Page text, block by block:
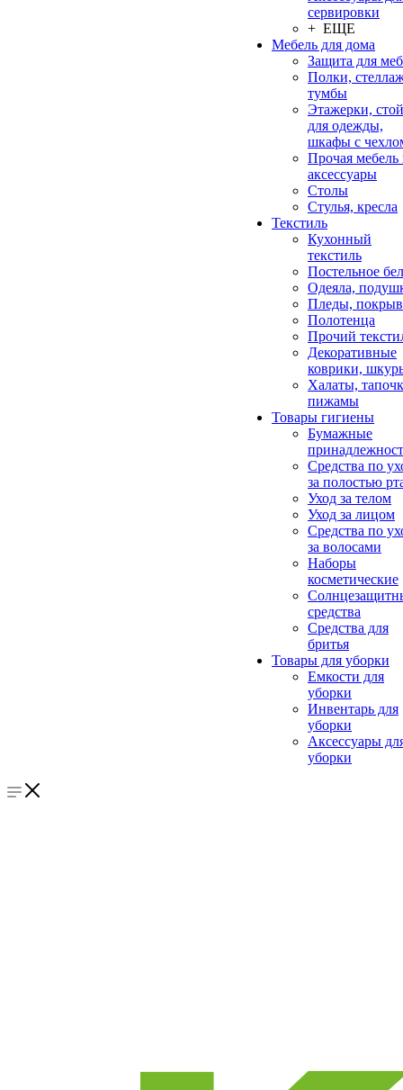
сервировки
+ ЕЩЕ
Мебель для дома
Защита для
Полки,
тумбы
Этажерки,
для одежды,
шкафы с
Прочая мебель
аксессуары
Столы
Стулья, кресла
Текстиль
Кухонный
текстиль
Постельное
Одеяла,
Пледы,
Полотенца
Прочий
Декоративные
коврики,
Халаты,
пижамы
Товары гигиены
Бумажные
Средства по
за полостью
Уход за телом
Уход за лицом
Средства по
за волосами
Наборы
косметические
средства
Средства для
бритья
Товары для уборки
Емкости для
уборки
Инвентарь для
уборки
Аксессуары
уборки